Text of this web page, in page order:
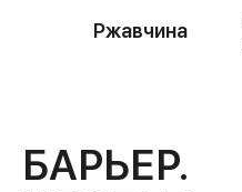
Ржавчина
БАРЬЕР.